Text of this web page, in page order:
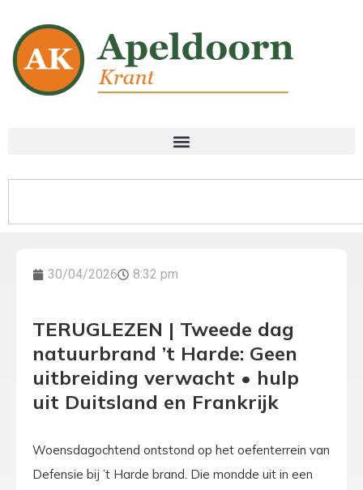
30/04/2026 8:32 pm
TERUGLEZEN | Tweede dag
natuurbrand ’t Harde: Geen
uitbreiding verwacht • hulp
uit Duitsland en Frankrijk
Woensdagochtend ontstond op het oefenterrein van
Defensie bij ’t Harde brand. Die mondde uit in een